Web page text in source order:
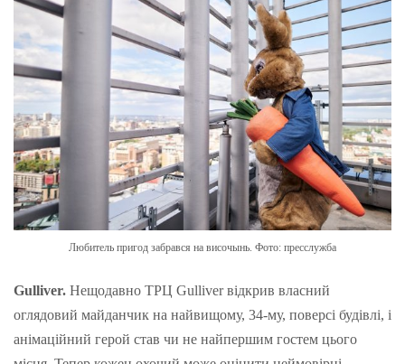
Любитель пригод забрався на височынь. Фото: пресслужба
Gulliver. Нещодавно ТРЦ Gulliver відкрив власний
оглядовий майданчик на найвищому, 34-му, поверсі будівлі, і
анімаційний герой став чи не найпершим гостем цього